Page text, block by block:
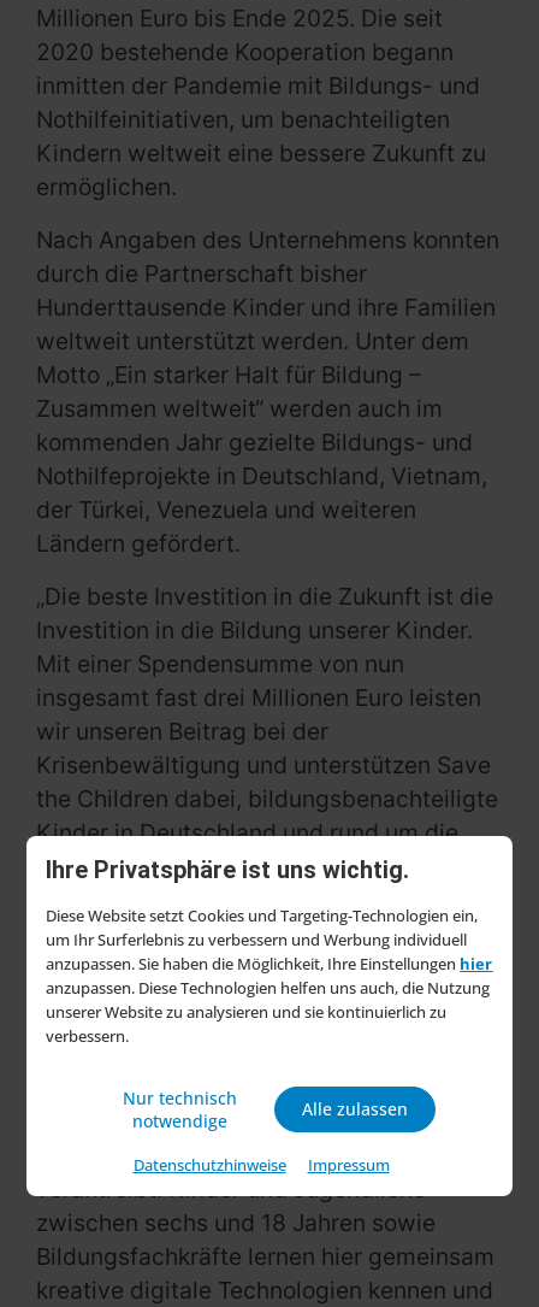
Ihre Privatsphäre ist uns wichtig.
Diese Website setzt Cookies und Targeting-Technologien ein,
um Ihr Surferlebnis zu verbessern und Werbung individuell
anzupassen. Sie haben die Möglichkeit, Ihre Einstellungen hier
anzupassen. Diese Technologien helfen uns auch, die Nutzung
unserer Website zu analysieren und sie kontinuierlich zu
verbessern.
Nur technisch
notwendige
Alle zulassen
Datenschutzhinweise Impressum
Millionen Euro bis Ende 2025. Die seit
2020 bestehende Kooperation begann
inmitten der Pandemie mit Bildungs- und
Nothilfeinitiativen, um benachteiligten
Kindern weltweit eine bessere Zukunft zu
ermöglichen.
Nach Angaben des Unternehmens konnten
durch die Partnerschaft bisher
Hunderttausende Kinder und ihre Familien
weltweit unterstützt werden. Unter dem
Motto „Ein starker Halt für Bildung –
Zusammen weltweit“ werden auch im
kommenden Jahr gezielte Bildungs- und
Nothilfeprojekte in Deutschland, Vietnam,
der Türkei, Venezuela und weiteren
Ländern gefördert.
„Die beste Investition in die Zukunft ist die
Investition in die Bildung unserer Kinder.
Mit einer Spendensumme von nun
insgesamt fast drei Millionen Euro leisten
wir unseren Beitrag bei der
Krisenbewältigung und unterstützen Save
the Children dabei, bildungsbenachteiligte
Kinder in Deutschland und rund um die
Welt zu erreichen“, wird Dr. Norman
SE, in einer Mitteilung zitiert.
In Deutschland ist der Bildungserfolg von
Kindern nach wie vor stark von ihrer
Bildungsgerechtigkeit zu fördern, setzt
Save the Children auf das MakerLabs-
Projekt, das bundesweit digitale Teilhabe
vorantreibt. Kinder und Jugendliche
zwischen sechs und 18 Jahren sowie
Bildungsfachkräfte lernen hier gemeinsam
kreative digitale Technologien kennen und